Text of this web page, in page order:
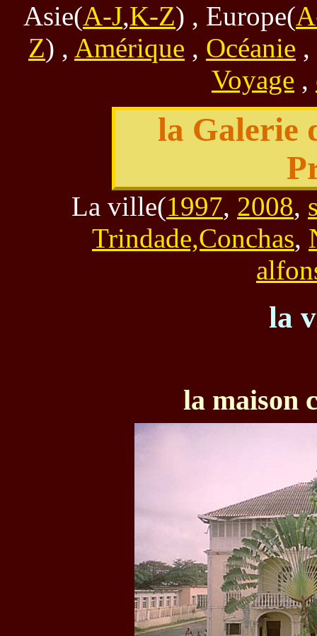
Asie(A-J,K-Z) , Europe(
Z) , Amérique , Océanie ,
Voyage ,
la Galerie
La ville(1997, 2008,
Trindade,Conchas,
la
la maison